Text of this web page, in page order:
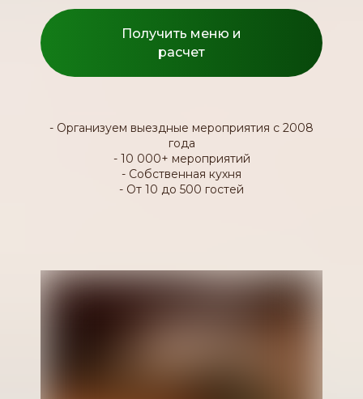
Получить меню и
расчет
- Организуем выездные мероприятия с 2008
года
- 10 000+ мероприятий
- Собственная кухня
- От 10 до 500 гостей